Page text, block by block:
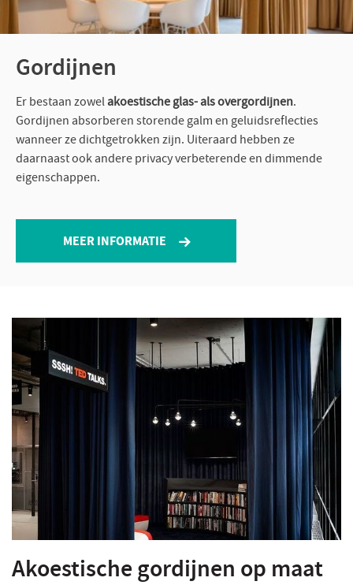
Gordijnen
Er bestaan zowelakoestische glas- als overgordijnen.
Gordijnen absorberen storende galm en geluidsreflecties
wanneer ze dichtgetrokken zijn. Uiteraard hebben ze
daarnaast ook andere privacy verbeterende en dimmende
eigenschappen.
MEER INFORMATIE
Akoestische gordijnen op maat